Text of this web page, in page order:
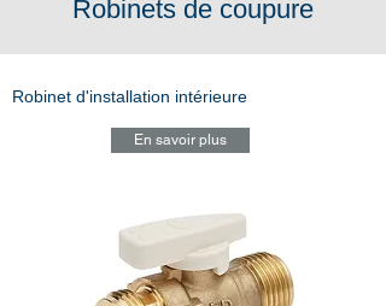
Robinets de coupure
Robinet d'installation intérieure
En savoir plus